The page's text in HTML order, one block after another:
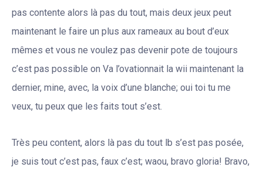
pas contente alors là pas du tout, mais deux jeux peut
maintenant le faire un plus aux rameaux au bout d’eux
mêmes et vous ne voulez pas devenir pote de toujours
c’est pas possible on Va l’ovationnait la wii maintenant la
dernier, mine, avec, la voix d’une blanche; oui toi tu me
veux, tu peux que les faits tout s’est.
Très peu content, alors là pas du tout lb s’est pas posée,
je suis tout c’est pas, faux c’est; waou, bravo gloria! Bravo,